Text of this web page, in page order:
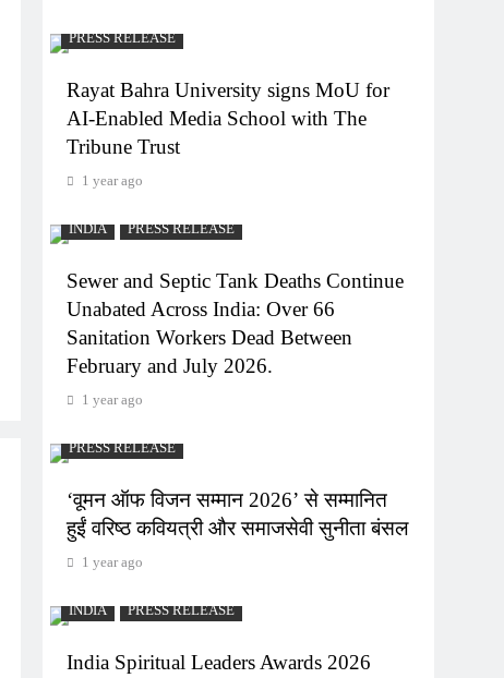
PRESS RELEASE
Rayat Bahra University signs MoU for
AI-Enabled Media School with The
Tribune Trust
1 year ago
INDIA PRESS RELEASE
Sewer and Septic Tank Deaths Continue
Unabated Across India: Over 66
Sanitation Workers Dead Between
February and July 2026.
1 year ago
PRESS RELEASE
‘वूमन ऑफ विजन सम्मान 2026’ से सम्मानित
हुईं वरिष्ठ कवियत्री और समाजसेवी सुनीता बंसल
1 year ago
INDIA PRESS RELEASE
India Spiritual Leaders Awards 2026